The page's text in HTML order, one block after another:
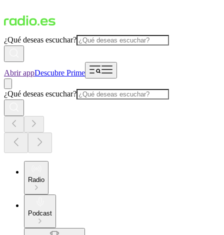
¿Qué deseas escuchar?
Abrir appDescubre Prime
¿Qué deseas escuchar?
Radio
Podcast